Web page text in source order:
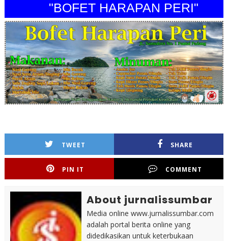
"BOFET HARAPAN PERI"
TWEET SHARE
PIN IT COMMENT
About jurnalissumbar
Media online www.jurnalissumbar.com
adalah portal berita online yang
didedikasikan untuk keterbukaan